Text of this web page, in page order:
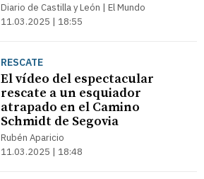
Diario de Castilla y León | El Mundo
11.03.2025 | 18:55
RESCATE
El vídeo del espectacular
rescate a un esquiador
atrapado en el Camino
Schmidt de Segovia
Rubén Aparicio
11.03.2025 | 18:48